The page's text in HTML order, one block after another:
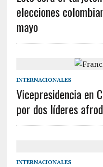
elecciones
mayo
INTERNACIONALES
Vicepresidencia en
por dos líderes
INTERNACIONALES